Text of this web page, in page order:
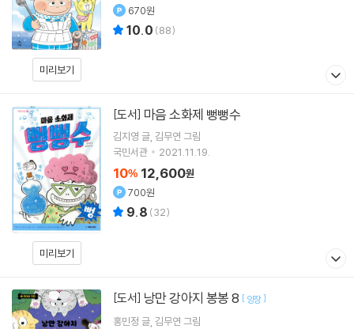
미리보기
670원
10.0 (88)
미리보기
[도서] 마음 소화제 뻥뻥수
김지영 글 김무연 그림
국민서관
2021.11.19.
10% 12,600원
700원
9.8 (32)
[도서] 낭만 강아지 봉봉 8 [ 양장]
홍민정 글 김무연 그림